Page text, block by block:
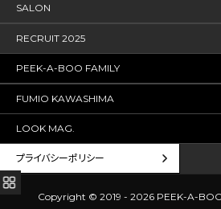
SALON
RECRUIT 2025
PEEK-A-BOO FAMILY
FUMIO KAWASHIMA
LOOK MAG.
プライバシーポリシー
Copyright © 2019 - 2026 PEEK-A-